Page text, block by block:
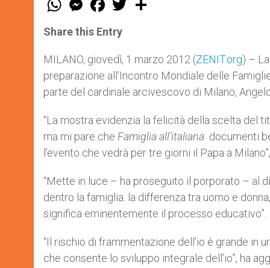
t
s
p
p
e
s
e
g
e
r
a
e
b
o
k
w
r
Share this Entry
MILANO, giovedì, 1 marzo 2012 (ZENIT.org) –
preparazione all’Incontro Mondiale delle
parte del cardinale arcivescovo di Milano,
“La mostra evidenzia la felicità della scelta del
ma mi pare che Famiglia all’italiana documenti
l’evento che vedrà per tre giorni il Papa a
“Mette in luce – ha proseguito il porporato – al
dentro la famiglia: la differenza tra uomo e
significa eminentemente il processo educativo”.
“Il rischio di frammentazione dell’io è grande in
che consente lo sviluppo integrale dell’io”, ha